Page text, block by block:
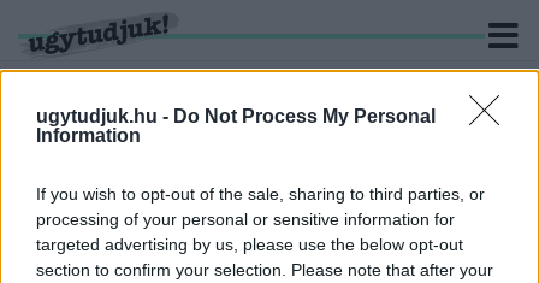
ugytudjuk.hu - Do Not Process My Personal
Information
If you wish to opt-out of the sale, sharing to third parties, or
processing of your personal or sensitive information for
targeted advertising by us, please use the below opt-out
section to confirm your selection. Please note that after your
KERESÉS
4 hír találató a(z) "SZÉP-kártya" cimkével ellátva.